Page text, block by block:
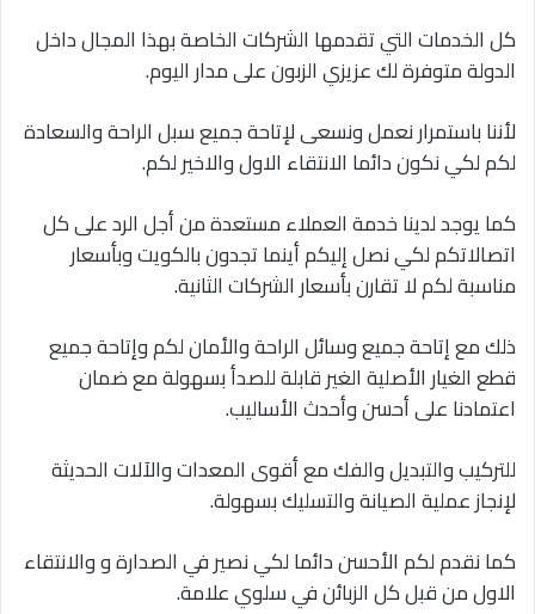
كل الخدمات التي تقدمها الشركات الخاصة بهذا المجال داخل
الدولة متوفرة لك عزيزي الزبون على مدار اليوم.
لأننا باستمرار نعمل ونسعى لإتاحة جميع سبل الراحة والسعادة
لكم لكي نكون دائما الانتقاء الاول والاخير لكم.
كما يوجد لدينا خدمة العملاء مستعدة من أجل الرد على كل
اتصالاتكم لكي نصل إليكم أينما تجدون بالكويت وبأسعار
مناسبة لكم لا تقارن بأسعار الشركات الثانية.
ذلك مع إتاحة جميع وسائل الراحة والأمان لكم وإتاحة جميع
قطع الغيار الأصلية الغير قابلة للصدأ بسهولة مع ضمان
اعتمادنا على أحسن وأحدث الأساليب.
للتركيب والتبديل والفك مع أقوى المعدات والآلات الحديثة
لإنجاز عملية الصيانة والتسليك بسهولة.
كما نقدم لكم الأحسن دائما لكي نصير في الصدارة و والانتقاء
الاول من قبل كل الزبائن في سلوي علامة.